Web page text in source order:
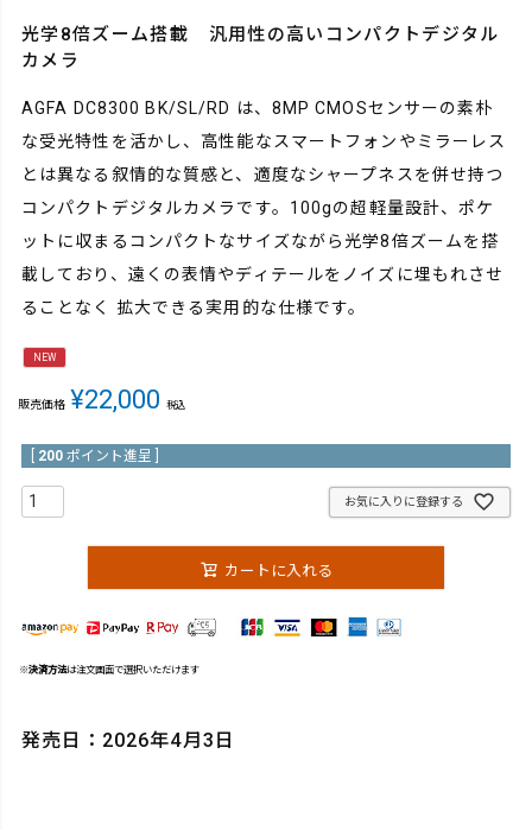
光学8倍ズーム搭載 汎用性の高いコンパクトデジタル
カメラ
AGFA DC8300 BK/SL/RD は、8MP CMOSセンサーの素朴
な受光特性を活かし、高性能なスマートフォンやミラーレス
とは異なる叙情的な質感と、適度なシャープネスを併せ持つ
コンパクトデジタルカメラです。100gの超軽量設計、ポケ
ットに収まるコンパクトなサイズながら光学8倍ズームを搭
載しており、遠くの表情やディテールをノイズに埋もれさせ
ることなく 拡大できる実用的な仕様です。
NEW
販売価格 ¥22,000 税込
200 ポイント進呈 ]
お気に入りに登録する
カートに入れる
※決済方法は注文画面で選択いただけます
発売日：2026年4月3日